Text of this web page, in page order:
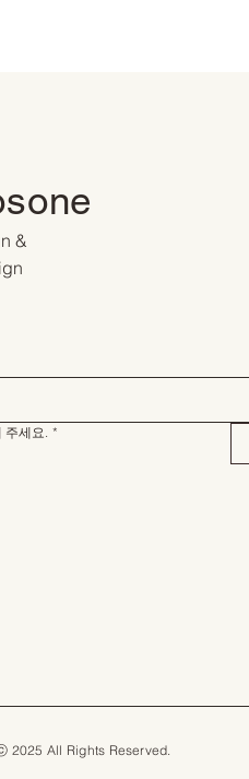
&
주세요. *
2025 All Rights Reserved.​